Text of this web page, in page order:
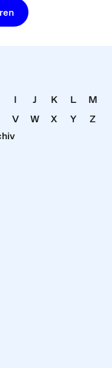
I J K L
M
V W X Y
Z